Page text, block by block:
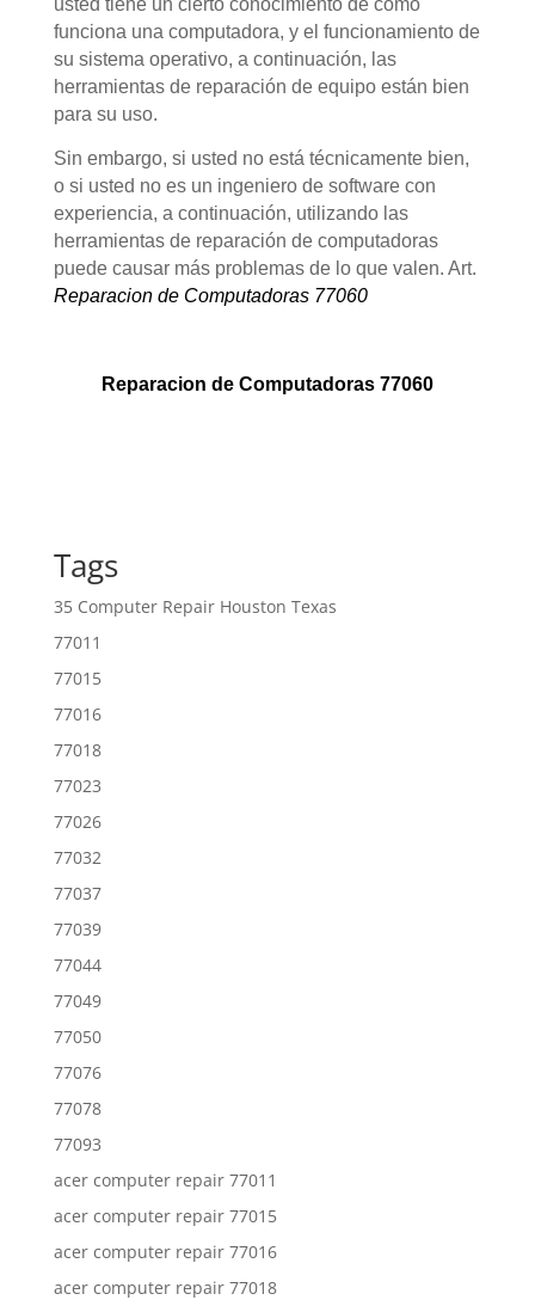
usted tiene un cierto conocimiento de cómo
funciona una computadora, y el funcionamiento de
su sistema operativo, a continuación, las
herramientas de reparación de equipo están bien
para su uso.
Sin embargo, si usted no está técnicamente bien,
o si usted no es un ingeniero de software con
experiencia, a continuación, utilizando las
herramientas de reparación de computadoras
puede causar más problemas de lo que valen. Art.
Reparacion de Computadoras 77060
Reparacion de Computadoras 77060
Tags
35 Computer Repair Houston Texas
77011
77015
77016
77018
77023
77026
77032
77037
77039
77044
77049
77050
77076
77078
77093
acer computer repair 77011
acer computer repair 77015
acer computer repair 77016
acer computer repair 77018